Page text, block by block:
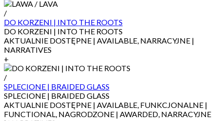
/
DO KORZENI | INTO THE ROOTS
DO KORZENI | INTO THE ROOTS
AKTUALNIE DOSTĘPNE | AVAILABLE, NARRACYJNE |
NARRATIVES
+
/
SPLECIONE | BRAIDED GLASS
SPLECIONE | BRAIDED GLASS
AKTUALNIE DOSTĘPNE | AVAILABLE, FUNKCJONALNE |
FUNCTIONAL, NAGRODZONE | AWARDED, NARRACYJNE